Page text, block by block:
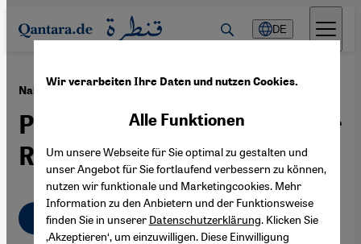
Direkt zum Inhalt springen
DE
Nahostkonflikt 08.02.2022
Palästinensisch-israelischer
Rap für Verständigung
Deutsch English عربي
Wir verarbeiten Ihre Daten und nutzen Cookies.
Alle Funktionen
Um unsere Webseite für Sie optimal zu gestalten und
unser Angebot für Sie fortlaufend verbessern zu können,
nutzen wir funktionale und Marketingcookies. Mehr
Information zu den Anbietern und der Funktionsweise
finden Sie in unserer Datenschutzerklärung. Klicken Sie
‚Akzeptieren‘, um einzuwilligen. Diese Einwilligung